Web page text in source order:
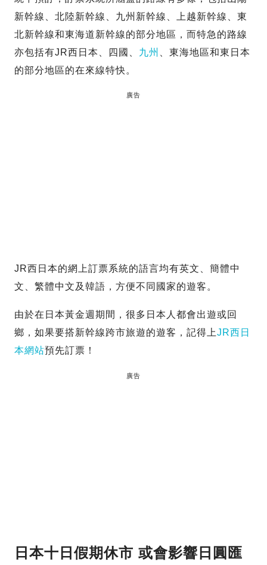
新幹線、北陸新幹線、九州新幹線、上越新幹線、東
北新幹線和東海道新幹線的部分地區，而特急的路線
亦包括有JR西日本、四國、 九州
、東海地區和東日本
的部分地區的在來線特快。
廣告
JR西日本的網上訂票系統的語言均有英文、簡體中
文、繁體中文及韓語，方便不同國家的遊客。
由於在日本黃金週期間，很多日本人都會出遊或回
鄉，如果要搭新幹線跨市旅遊的遊客，記得上JR西日
本網站預先訂票！
廣告
日本十日假期休市 或會影響日圓匯